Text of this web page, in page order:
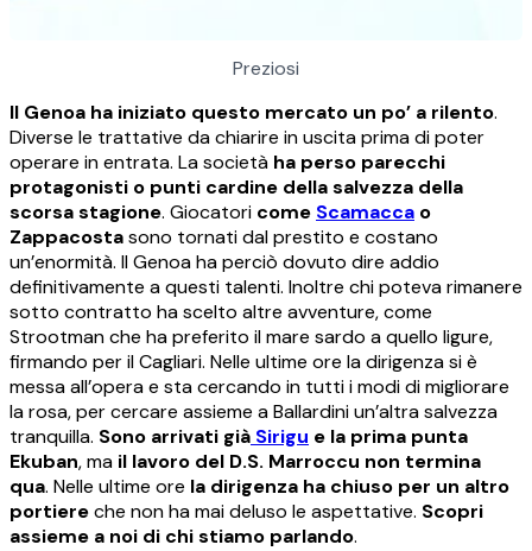
Preziosi
Il Genoa ha iniziato questo mercato un po’ a rilento.
Diverse le trattative da chiarire in uscita prima di poter
operare in entrata. La società ha perso parecchi
protagonisti o punti cardine della salvezza della
scorsa stagione. Giocatori come Scamacca o
Zappacostasono tornati dal prestito e costano
un’enormità. Il Genoa ha perciò dovuto dire addio
definitivamente a questi talenti. Inoltre chi poteva rimanere
sotto contratto ha scelto altre avventure, come
Strootman che ha preferito il mare sardo a quello ligure,
firmando per il Cagliari. Nelle ultime ore la dirigenza si è
messa all’opera e sta cercando in tutti i modi di migliorare
la rosa, per cercare assieme a Ballardini un’altra salvezza
tranquilla. Sono arrivati già Sirigu e la prima punta
Ekuban, ma il lavoro del D.S. Marroccu non termina
qua. Nelle ultime ore la dirigenza ha chiuso per un altro
portiereche non ha mai deluso le aspettative. Scopri
assieme a noi di chi stiamo parlando.